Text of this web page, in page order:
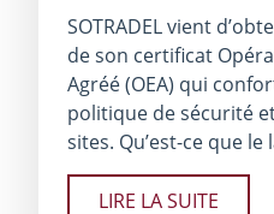
SOTRADEL vient
de son certificat
Agréé (OEA) qui
politique de sécurité
sites. Qu’est-ce que le
LIRE LA SUITE